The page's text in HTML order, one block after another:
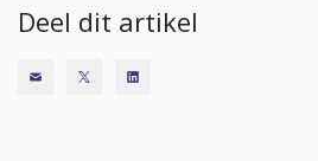
Deel dit artikel